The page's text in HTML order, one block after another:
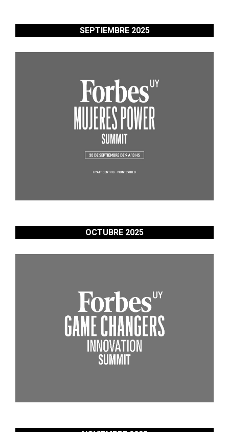
SEPTIEMBRE 2025
OCTUBRE 2025